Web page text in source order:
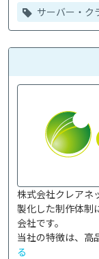
サーバー・ク
株式会社クレアネ
製化した制作体制
会社です。
当社の特徴は、高
る